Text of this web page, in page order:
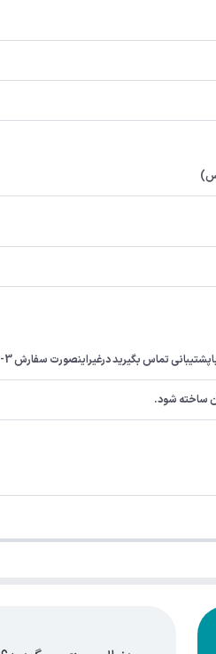
بگیرید درغیراینصورت سفارش 3-5روز کاری ساخته میشود.